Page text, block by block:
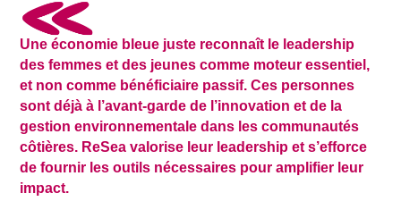
Une économie bleue juste reconnaît le leadership
des femmes et des jeunes comme moteur essentiel,
et non comme bénéficiaire passif. Ces personnes
sont déjà à l’avant-garde de l’innovation et de la
gestion environnementale dans les communautés
côtières. ReSea valorise leur leadership et s’efforce
de fournir les outils nécessaires pour amplifier leur
impact.